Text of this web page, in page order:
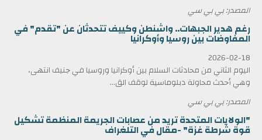
المصدر: بي بي سي
رغم هدير الجبهات.. واشنطن وكييف تتحدثان عن "تقدم" في
المفاوضات بين روسيا وأوكرانيا
2026-02-18
اليوم الثاني من محادثات السلام بين أوكرانيا وروسيا في جنيف انتهى،
وهي أحدث محاولة دبلوماسية لوقف الق...
المصدر: بي بي سي
"الولايات المتحدة تريد من عصابات الجريمة المنظمة تشكيل
قوة شرطة غزة" -مقال في التلغراف